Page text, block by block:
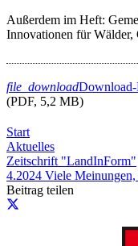
Außerdem im Heft:
Innovationen für Wälder,
file_download
(PDF, 5,2 MB)
Start
Aktuelles
Zeitschrift "LandInForm"
4.2024 Viele Meinungen,
Beitrag teilen